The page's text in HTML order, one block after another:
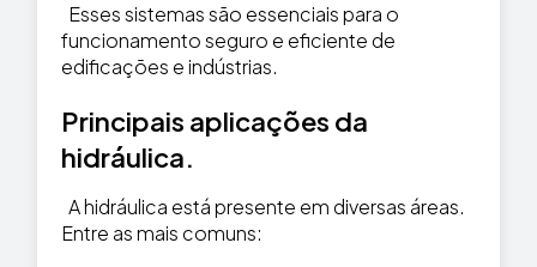
Esses sistemas são essenciais para o
funcionamento seguro e eficiente de
edificações e indústrias.
Principais aplicações da
hidráulica.
A hidráulica está presente em diversas áreas.
Entre as mais comuns: